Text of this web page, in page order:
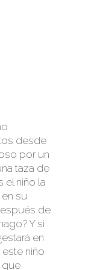
desde
por un
taza de
el niño la
su
de
Y si
en
este niño
que